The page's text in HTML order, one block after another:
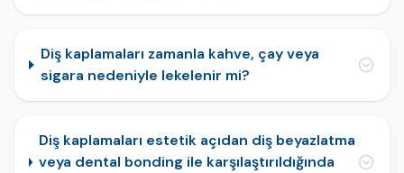
Diş kaplamaları zamanla kahve, çay veya
sigara nedeniyle lekelenir mi?
Diş kaplamaları estetik açıdan diş beyazlatma
veya dental bonding ile karşılaştırıldığında